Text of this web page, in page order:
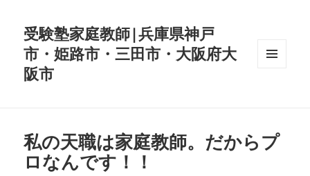
受験塾家庭教師|兵庫県神戸
市・姫路市・三田市・大阪府大
阪市
私の天職は家庭教師。だからプ
ロなんです！！